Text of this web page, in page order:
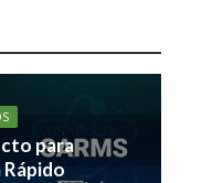
para
Rápido